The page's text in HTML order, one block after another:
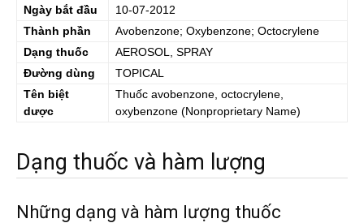
Ngày bắt đầu
10-07-2012
Thành phần
Avobenzone; Oxybenzone; Octocrylene
Dạng thuốc
AEROSOL, SPRAY
Đường dùng
TOPICAL
Tên biệt
dược
Thuốc avobenzone, octocrylene,
oxybenzone (Nonproprietary Name)
Dạng thuốc và hàm lượng
Những dạng và hàm lượng thuốc